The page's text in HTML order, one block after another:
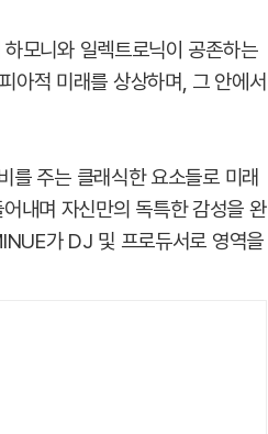
모니와 일렉트로닉이 공존하는
아적 미래를 상상하며, 그 안에서
를 주는 클래식한 요소들로 미래
내며 자신만의 독특한 감성을 완
가 DJ 및 프로듀서로 영역을